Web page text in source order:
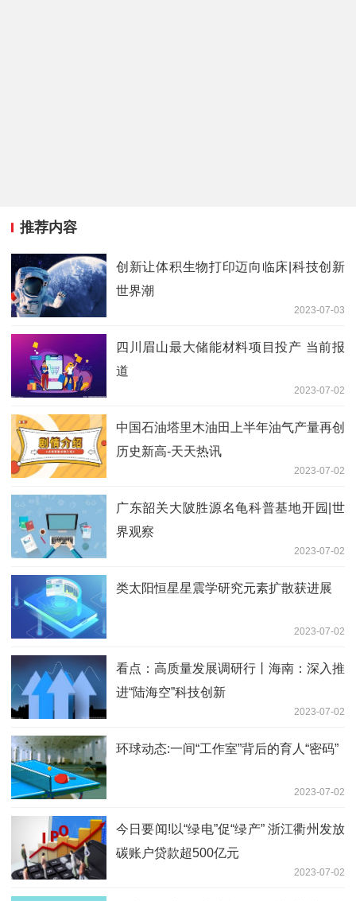
推荐内容
创新让体积生物打印迈向临床|科技创新
世界潮
2023-07-03
四川眉山最大储能材料项目投产 当前报
道
2023-07-02
中国石油塔里木油田上半年油气产量再创
历史新高-天天热讯
2023-07-02
广东韶关大陂胜源名龟科普基地开园|世
界观察
2023-07-02
类太阳恒星星震学研究元素扩散获进展
2023-07-02
看点：高质量发展调研行丨海南：深入推
进“陆海空”科技创新
2023-07-02
环球动态:一间“工作室”背后的育人“密码”
2023-07-02
今日要闻!以“绿电”促“绿产” 浙江衢州发放
碳账户贷款超500亿元
2023-07-02